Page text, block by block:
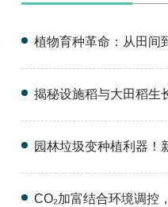
科学研究
合作交流
植物育种革命：从田间
揭秘设施稻与大田稻生
园林垃圾变种植利器！
CO₂加富结合环境调控